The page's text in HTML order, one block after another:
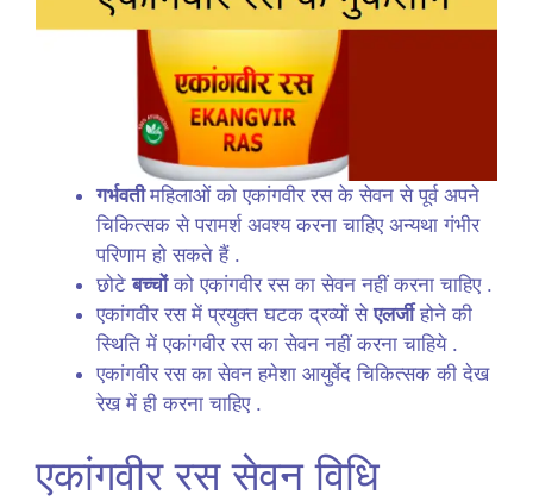
गर्भवतीमहिलाओं को एकांगवीर रस के सेवन से पूर्व अपने
चिकित्सक से परामर्श अवश्य करना चाहिए अन्यथा गंभीर
परिणाम हो सकते हैं .
छोटेबच्चोंको एकांगवीर रस का सेवन नहीं करना चाहिए .
एकांगवीर रस में प्रयुक्त घटक द्रव्यों सेएलर्जीहोने की
स्थिति में एकांगवीर रस का सेवन नहीं करना चाहिये .
एकांगवीर रस का सेवन हमेशा आयुर्वेद चिकित्सक की देख
रेख में ही करना चाहिए .
एकांगवीर रस सेवन विधि